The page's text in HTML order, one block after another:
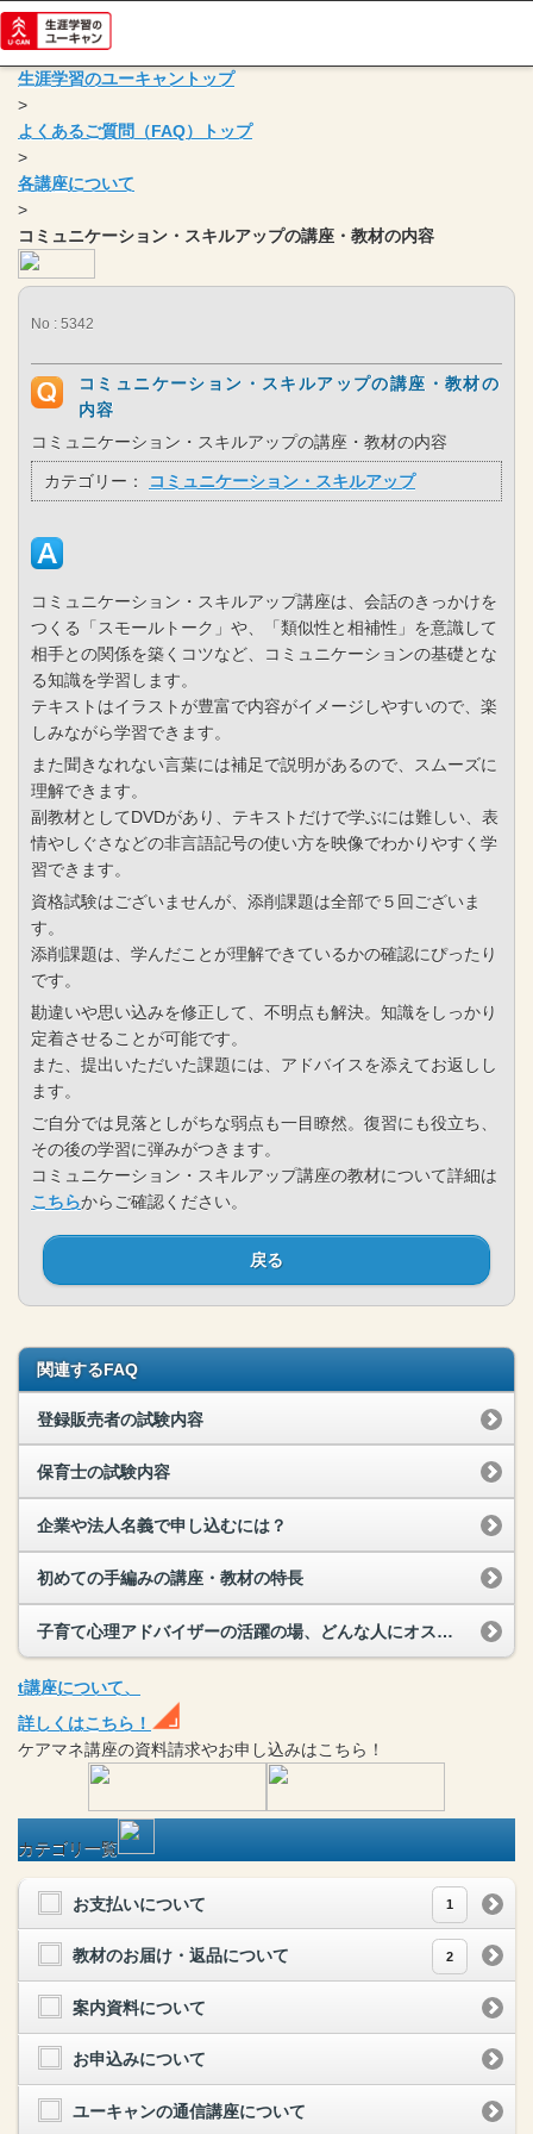
生涯学習のユーキャントップ
>
よくあるご質問（FAQ）トップ
>
各講座について
>
コミュニケーション・スキルアップの講座・教材の内容
No : 5342
コミュニケーション・スキルアップの講座・教材の
内容
コミュニケーション・スキルアップの講座・教材の内容
カテゴリー： コミュニケーション・スキルアップ
コミュニケーション・スキルアップ講座は、会話のきっかけを
つくる「スモールトーク」や、「類似性と相補性」を意識して
相手との関係を築くコツなど、コミュニケーションの基礎とな
る知識を学習します。
テキストはイラストが豊富で内容がイメージしやすいので、楽
しみながら学習できます。
また聞きなれない言葉には補足で説明があるので、スムーズに
理解できます。
副教材としてDVDがあり、テキストだけで学ぶには難しい、表
情やしぐさなどの非言語記号の使い方を映像でわかりやすく学
習できます。
資格試験はございませんが、添削課題は全部で５回ございま
す。
添削課題は、学んだことが理解できているかの確認にぴったり
です。
勘違いや思い込みを修正して、不明点も解決。知識をしっかり
定着させることが可能です。
また、提出いただいた課題には、アドバイスを添えてお返しし
ます。
ご自分では見落としがちな弱点も一目瞭然。復習にも役立ち、
その後の学習に弾みがつきます。
コミュニケーション・スキルアップ講座の教材について詳細は
こちらからご確認ください。
戻る
関連するFAQ
登録販売者の試験内容
保育士の試験内容
企業や法人名義で申し込むには？
初めての手編みの講座・教材の特長
子育て心理アドバイザーの活躍の場、どんな人にオススメ？
t講座について、
詳しくはこちら！
ケアマネ講座の資料請求やお申し込みはこちら！
カテゴリ一覧
お支払いについて 1
教材のお届け・返品について 2
案内資料について
お申込みについて
ユーキャンの通信講座について